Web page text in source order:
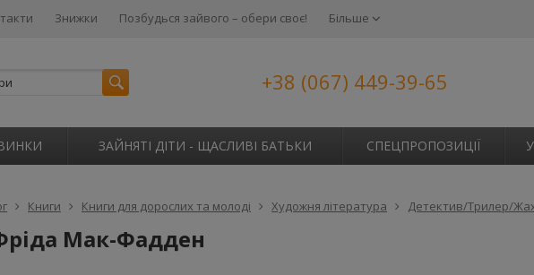
Знижки Позбудься зайвого – обери своє! Більше
+38 (067) 449-39-65
ЗАЙНЯТІ ДІТИ - ЩАСЛИВІ БАТЬКИ СПЕЦПРОПОЗИЦІЇ
Книги Книги для дорослих та молоді Художня література Детектив/Трилер/
Мак-Фадден